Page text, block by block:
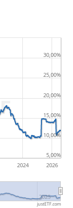
2024 2026
2025
5,00%
10,00%
15,00%
20,00%
25,00%
30,00%
justETF.com